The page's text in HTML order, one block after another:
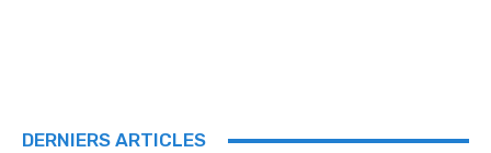
DERNIERS ARTICLES